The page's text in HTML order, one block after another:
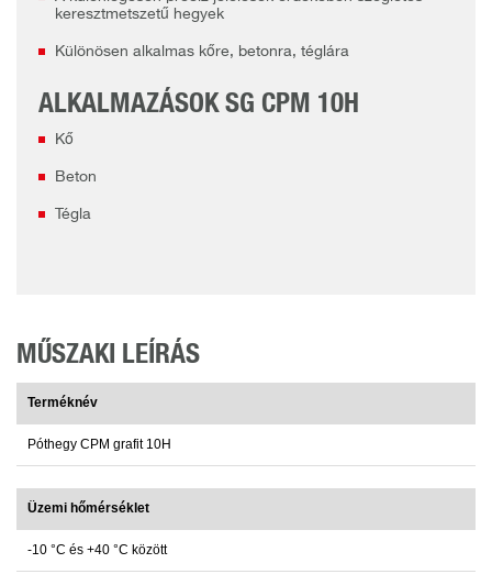
keresztmetszetű hegyek
Különösen alkalmas kőre, betonra, téglára
ALKALMAZÁSOK SG CPM 10H
Kő
Beton
Tégla
MŰSZAKI LEÍRÁS
Terméknév
Póthegy CPM grafit 10H
Üzemi hőmérséklet
-10 °C és +40 °C között